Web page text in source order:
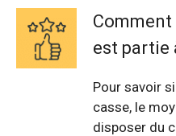
est partie
Pour savoir
casse, le
disposer du